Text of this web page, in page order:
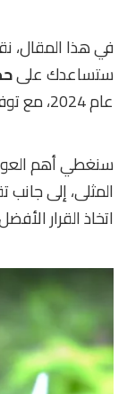
في هذا المقال،
ستساعدك على
عام 2024، مع توفير الوقت والمال.
سنغطي أهم
المثلى، إلى
اتخاذ القرار